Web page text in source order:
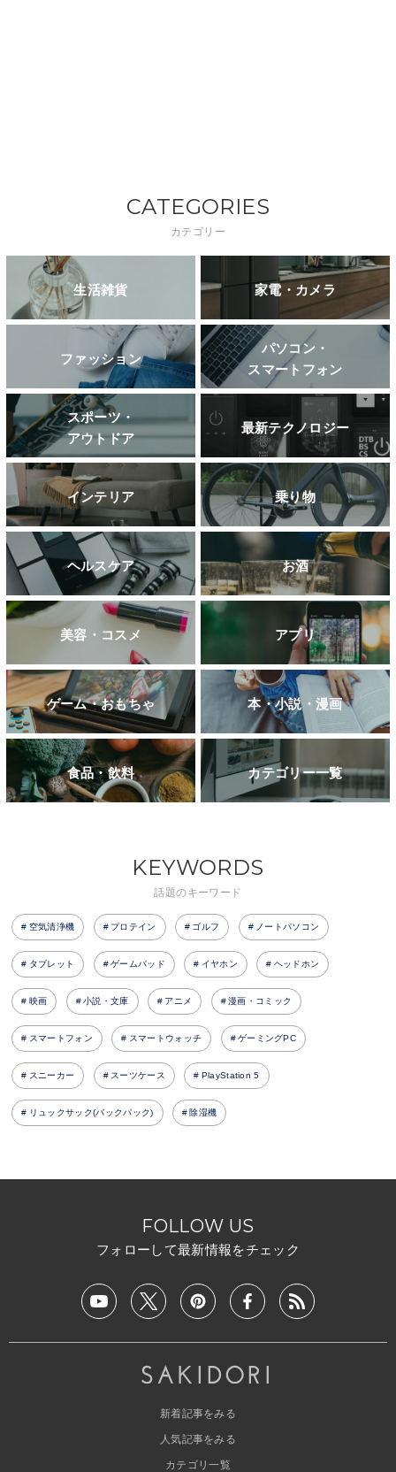
CATEGORIES
カテゴリー
生活雑貨 家電・カメラ
ファッション
パソコン・
スマートフォン
スポーツ・
アウトドア
最新テクノロジー
インテリア 乗り物
ヘルスケア お酒
美容・コスメ アプリ
ゲーム・おもちゃ 本・小説・漫画
食品・飲料 カテゴリー一覧
KEYWORDS
話題のキーワード
空気清浄機 プロテイン ゴルフ ノートパソコン
タブレット ゲームパッド イヤホン ヘッドホン
映画 小説・文庫 アニメ 漫画・コミック
スマートフォン スマートウォッチ ゲーミングPC
スニーカー スーツケース PlayStation 5
リュックサック(バックパック) 除湿機
FOLLOW US
フォローして最新情報をチェック
新着記事をみる
人気記事をみる
カテゴリ一覧